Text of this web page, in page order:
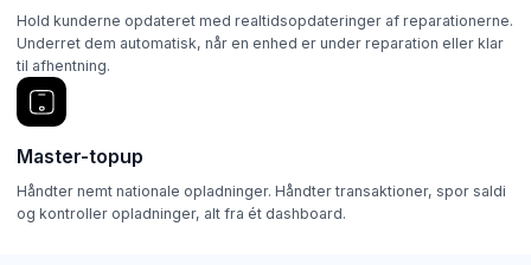
Hold kunderne opdateret med realtidsopdateringer af reparationerne.
Underret dem automatisk, når en enhed er under reparation eller klar
til afhentning.
Master-topup
Håndter nemt nationale opladninger. Håndter transaktioner, spor saldi
og kontroller opladninger, alt fra ét dashboard.